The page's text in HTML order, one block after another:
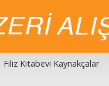
Filiz Kitabevi Kaynakçalar